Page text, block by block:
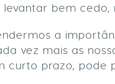
bem
a
vez mais as
curto prazo, pode